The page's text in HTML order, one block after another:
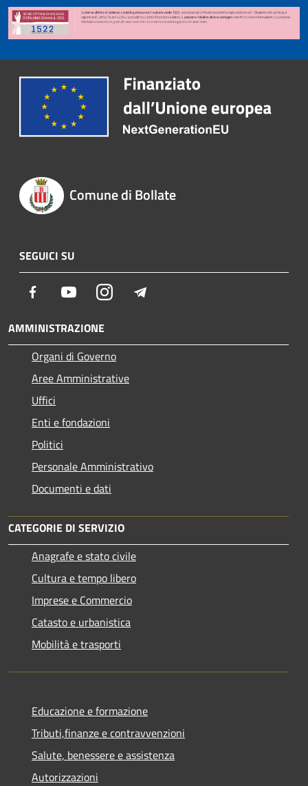
Comune di Bollate
SEGUICI SU
Facebook YoutubeInstagram
AMMINISTRAZIONE
Organi di Governo
Aree Amministrative
Uffici
Enti e fondazioni
Politici
Personale Amministrativo
Documenti e dati
CATEGORIE DI SERVIZIO
Anagrafe e stato civile
Cultura e tempo libero
Imprese e Commercio
Catasto e urbanistica
Mobilità e trasporti
Educazione e formazione
Tributi,finanze e contravvenzioni
Salute, benessere e assistenza
Autorizzazioni